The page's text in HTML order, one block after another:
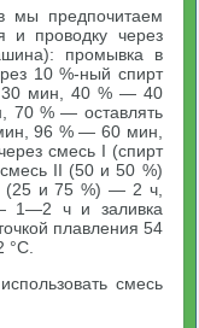
мы предпочитаем
и проводку через
промывка в
10 %-ный спирт
мин, 40 % — 40
% — оставлять
96 % — 60 мин,
смесь I (спирт
II (50 и 50 %)
(25 и 75 %) — 2 ч,
1—2 ч и заливка
плавления 54
°С.
смесь